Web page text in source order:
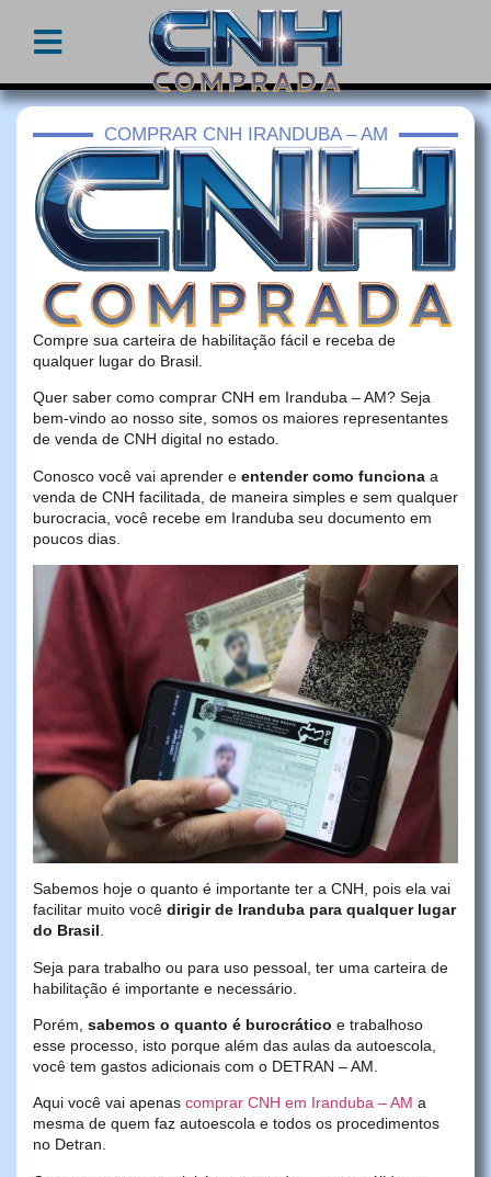
COMPRAR CNH IRANDUBA – AM
Compre sua carteira de habilitação fácil e receba de
qualquer lugar do Brasil.
Quer saber como comprar CNH em Iranduba – AM? Seja
bem-vindo ao nosso site, somos os maiores representantes
de venda de CNH digital no estado.
Conosco você vai aprender e entender como funciona a
venda de CNH facilitada, de maneira simples e sem qualquer
burocracia, você recebe em Iranduba seu documento em
poucos dias.
Sabemos hoje o quanto é importante ter a CNH, pois ela vai
facilitar muito você dirigir de Iranduba para qualquer lugar
do Brasil.
Seja para trabalho ou para uso pessoal, ter uma carteira de
habilitação é importante e necessário.
Porém, sabemos o quanto é burocrático e trabalhoso
esse processo, isto porque além das aulas da autoescola,
você tem gastos adicionais com o DETRAN – AM.
Aqui você vai apenas comprar CNH em Iranduba – AM a
mesma de quem faz autoescola e todos os procedimentos
no Detran.